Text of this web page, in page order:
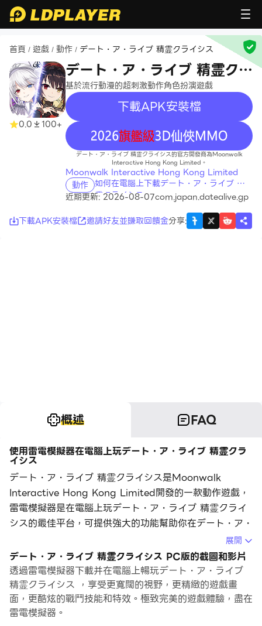
首頁 / 遊戲 / 動作 / デート・ア・ライブ 精霊クライシス
0.0 100+
デート・ア・ライブ 精霊クラ
イシス
基於流行動漫的超刺激動作角色扮演遊戲
下載APK安裝檔
recommend
デート・ア・ライブ 精霊クライシス的官方開發商為Moonwalk
Interactive Hong Kong Limited。
Moonwalk Interactive Hong Kong Limited
動作 如何在電腦上下載デート・ア・ライブ 精
霊クライシス
近期更新: 2026-08-07com.japan.datealive.gp
下載APK安裝檔
邀請好友並賺取回饋金分享:
概述 FAQ
使用雷電模擬器在電腦上玩デート・ア・ライブ 精霊クラ
イシス
デート・ア・ライブ 精霊クライシス是Moonwalk
Interactive Hong Kong Limited開發的一款動作遊戲，
雷電模擬器是在電腦上玩デート・ア・ライブ 精霊クライ
シス的最佳平台，可提供強大的功能幫助你在デート・ア・
當你在電腦上玩デート・ア・ライブ 精霊クライシス的時
候，你可以調整幀頻設定，享受流暢的遊戲體驗和酷炫的遊
戲畫面。
雷電模擬器還提供配置好的鍵盤映射，以最大限度地方便你
展開
デート・ア・ライブ 精霊クライシス PC版的截圖和影片
透過雷電模擬器下載并在電腦上暢玩デート・ア・ライブ
精霊クライシス ，享受更寬闊的視野，更精緻的遊戲畫
面，更酷炫的戰鬥技能和特效。極致完美的遊戲體驗，盡在
雷電模擬器。